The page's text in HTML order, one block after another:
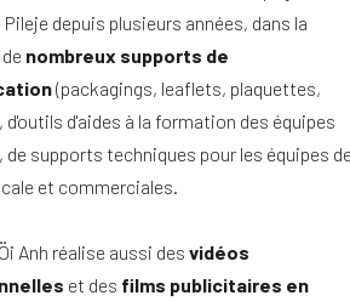
depuis plusieurs années, dans la
nombreux supports de
(packagings, leaflets, plaquettes,
d'outils d'aides à la formation des équipes
supports techniques pour les équipes
et commerciales.
Anh réalise aussi des vidéos
et des films publicitaires en